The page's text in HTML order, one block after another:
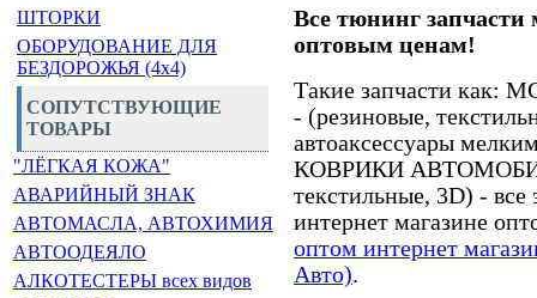
ШТОРКИ
ОБОРУДОВАНИЕ ДЛЯ
БЕЗДОРОЖЬЯ (4x4)
СОПУТСТВУЮЩИЕ
ТОВАРЫ
"ЛЁГКАЯ КОЖА"
АВАРИЙНЫЙ ЗНАК
АВТОМАСЛА, АВТОХИМИЯ
АВТООДЕЯЛО
АЛКОТЕСТЕРЫ всех видов
Все тюнинг
оптовым ценам!
Такие запчасти
- (резиновые,
автоаксессуары
КОВРИКИ
текстильные, 3D) -
интернет магазине
оптом интернет
Авто).